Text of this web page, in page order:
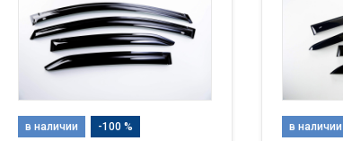
в наличии
в наличии